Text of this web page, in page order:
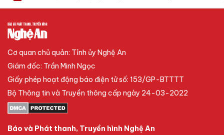
Cơ quan chủ quản: Tỉnh ủy Nghệ An
Giám đốc: Trần Minh Ngọc
Giấy phép hoạt động báo điện tử số: 153/GP-BTTTT
Bộ Thông tin và Truyền thông cấp ngày 24-03-2022
Báo và Phát thanh, Truyền hình Nghệ An